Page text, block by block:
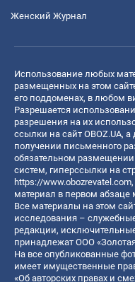
Женский Журнал
Использование любых
размещенных на этом
его поддоменах, в любом
Разрешается
разрешения на их
ссылки на сайт OBOZ.UA,
получении письменного
обязательном
систем, гиперссылки на
https://www.obozrevatel.com
материал в первом абзаце
Все материалы на этом
исследования –
редакции,
принадлежат ООО
На все опубликованные
имеет имущественные
«Об авторских правах и